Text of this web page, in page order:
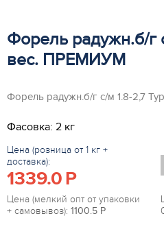
Форель радужн.б/г
вес. ПРЕМИУМ
Форель радужн.б/г с/м 1.8-2,7
Фасовка: 2 кг
Цена (розница от 1 кг +
доставка):
1339.0P
Цена (мелкий опт от упаковки
+ самовывоз): 1100.5 P